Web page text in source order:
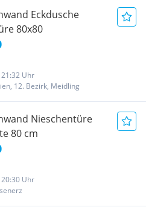
Eckdusche
80x80
Uhr
12. Bezirk, Meidling
Nieschentüre
80 cm
Uhr